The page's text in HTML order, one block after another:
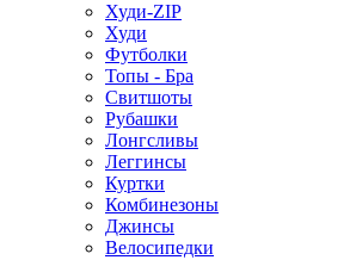
Худи-ZIP
Худи
Футболки
Топы - Бра
Свитшоты
Рубашки
Лонгсливы
Леггинсы
Куртки
Комбинезоны
Джинсы
Велосипедки